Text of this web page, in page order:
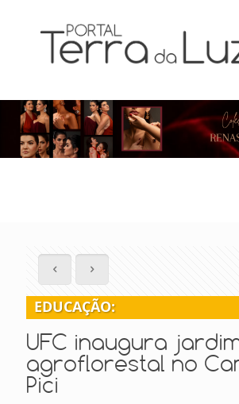
EDUCAÇÃO:
UFC inaugura
agroflorestal no
Pici